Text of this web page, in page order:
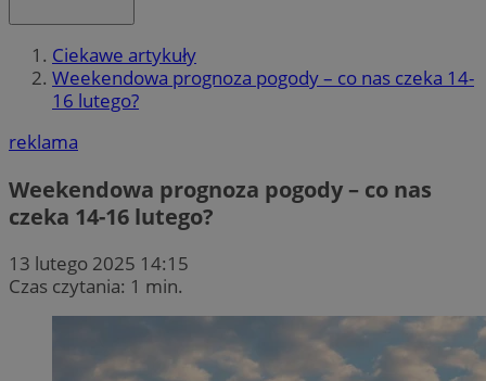
Ciekawe artykuły
Weekendowa prognoza pogody – co nas czeka 14-
16 lutego?
reklama
Weekendowa prognoza pogody – co nas
czeka 14-16 lutego?
13 lutego 2025 14:15
Czas czytania: 1 min.